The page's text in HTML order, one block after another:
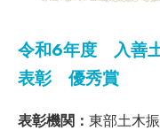
令和6年度 入善
表彰 優秀賞
表彰機関： 東部土木